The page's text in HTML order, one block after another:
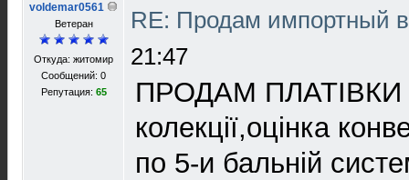
voldemar0561
Ветеран
Откуда: житомир
Сообщений: 0
Репутация: 65
RE: Продам импортный
21:47
ПРОДАМ ПЛАТІВКИ
колекції,оцінка
по 5-и бальній